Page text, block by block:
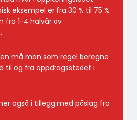
eksempel er fra 30 % til 75 %
fra 1-4 halvår av
må man som regel beregne
til og fra oppdragsstedet i
også i tillegg med påslag fra